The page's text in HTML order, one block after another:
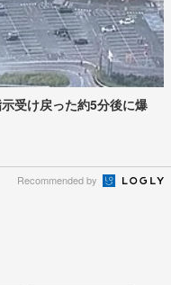
受け戻った約5分後に爆
Recommended by